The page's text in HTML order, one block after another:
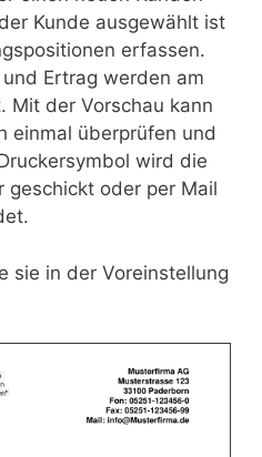
Kunde ausgewählt ist
erfassen.
Ertrag werden am
Mit der Vorschau kann
einmal überprüfen und
wird die
geschickt oder per Mail
sie in der Voreinstellung